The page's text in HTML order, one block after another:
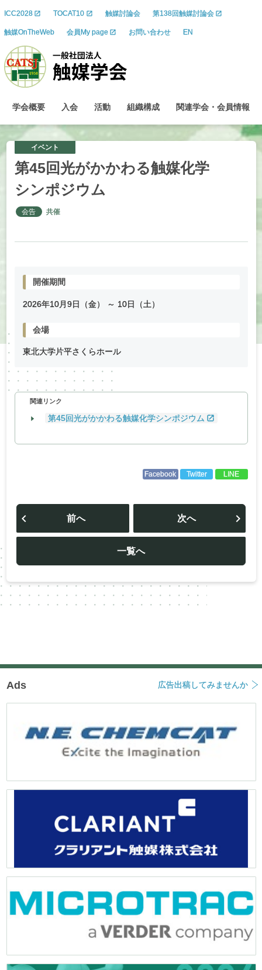
ICC2028 TOCAT10 触媒討論会 第138回触媒討論会
触媒OnTheWeb 会員My page お問い合わせ EN
学会概要 入会 活動 組織構成 関連学会 ・ 会員情報
イベント
第45回光がかかわる触媒化学
シンポジウム
会告 共催
開催期間
2026年10月9日（金） ～ 10日（土）
会場
東北大学片平さくらホール
関連リンク
第45回光がかかわる触媒化学シンポジウム
Facebook Twitter LINE
投
ビ
ー
シ
ョ
前へ
一覧へ
次へ
Ads 広告出稿してみませんか